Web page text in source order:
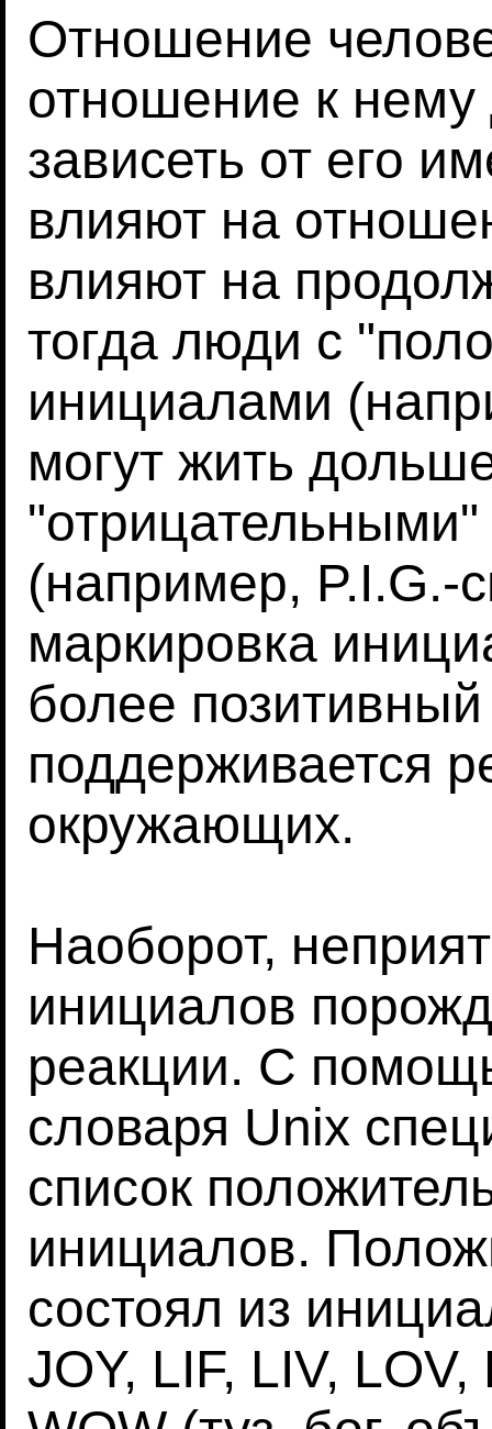
Отношение
отношение к
зависеть от его
влияют на
влияют на
тогда люди с
инициалами
могут жить
(например, P.I.G.-
маркировка
более
поддерживается
окружающих.
Наоборот,
инициалов
реакции. С
словаря Unix
список
инициалов.
состоял из
JOY, LIF, LIV,